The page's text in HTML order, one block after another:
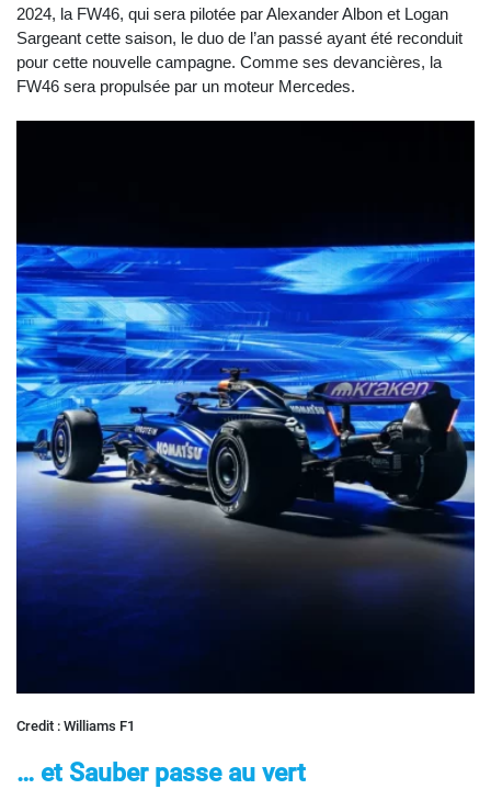
2024, la FW46, qui sera pilotée par Alexander Albon et Logan
Sargeant cette saison, le duo de l’an passé ayant été reconduit
pour cette nouvelle campagne. Comme ses devancières, la
FW46 sera propulsée par un moteur Mercedes.
Credit : Williams F1
… et Sauber passe au vert